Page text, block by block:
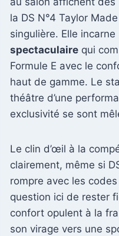
la DS N°4 Taylor
singulière. Elle incarne
spectaculaire qui
Formule E avec le
haut de gamme. Le
théâtre d’une
exclusivité se sont
Le clin d’œil à la
clairement, même si
rompre avec les
question ici de rester
confort opulent à la
son virage vers une